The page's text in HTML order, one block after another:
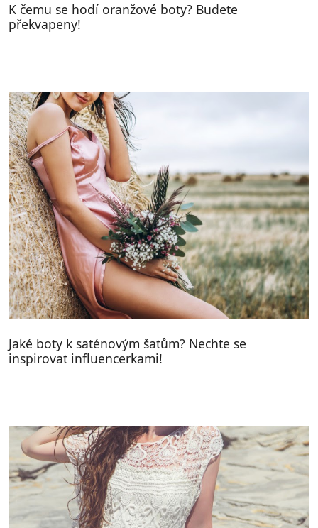
K čemu se hodí oranžové boty? Budete
překvapeny!
Jaké boty k saténovým šatům? Nechte se
inspirovat influencerkami!